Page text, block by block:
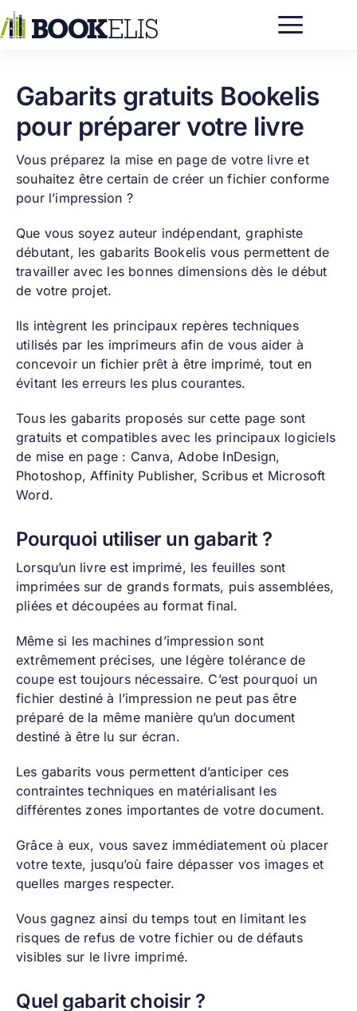
au
contenu
Gabarits gratuits Bookelis
pour préparer votre livre
Vous préparez la mise en page de votre livre et
souhaitez être certain de créer un fichier conforme
pour l’impression ?
Que vous soyez auteur indépendant, graphiste
débutant, les gabarits Bookelis vous permettent de
travailler avec les bonnes dimensions dès le début
de votre projet.
Ils intègrent les principaux repères techniques
utilisés par les imprimeurs afin de vous aider à
concevoir un fichier prêt à être imprimé, tout en
évitant les erreurs les plus courantes.
Tous les gabarits proposés sur cette page sont
gratuits et compatibles avec les principaux logiciels
de mise en page : Canva, Adobe InDesign,
Photoshop, Affinity Publisher, Scribus et Microsoft
Word.
Pourquoi utiliser un gabarit ?
Lorsqu’un livre est imprimé, les feuilles sont
imprimées sur de grands formats, puis assemblées,
pliées et découpées au format final.
Même si les machines d’impression sont
extrêmement précises, une légère tolérance de
coupe est toujours nécessaire. C’est pourquoi un
fichier destiné à l’impression ne peut pas être
préparé de la même manière qu’un document
destiné à être lu sur écran.
Les gabarits vous permettent d’anticiper ces
contraintes techniques en matérialisant les
différentes zones importantes de votre document.
Grâce à eux, vous savez immédiatement où placer
votre texte, jusqu’où faire dépasser vos images et
quelles marges respecter.
Vous gagnez ainsi du temps tout en limitant les
risques de refus de votre fichier ou de défauts
visibles sur le livre imprimé.
Quel gabarit choisir ?